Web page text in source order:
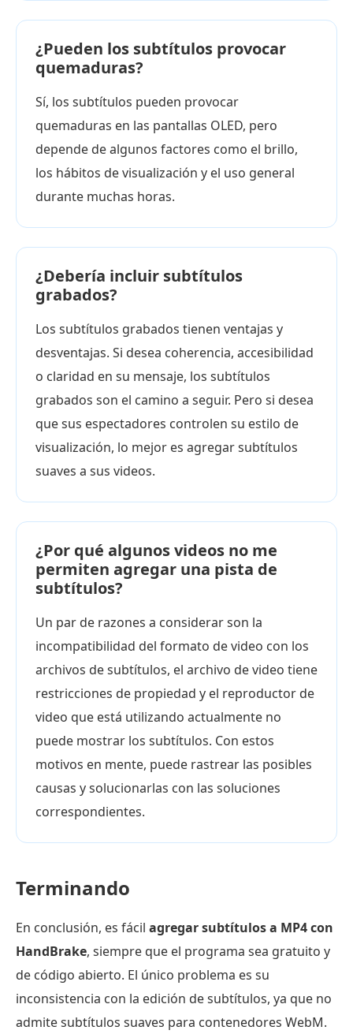
¿Pueden los subtítulos provocar
quemaduras?
Sí, los subtítulos pueden provocar
quemaduras en las pantallas OLED, pero
depende de algunos factores como el brillo,
los hábitos de visualización y el uso general
durante muchas horas.
¿Debería incluir subtítulos
grabados?
Los subtítulos grabados tienen ventajas y
desventajas. Si desea coherencia, accesibilidad
o claridad en su mensaje, los subtítulos
grabados son el camino a seguir. Pero si desea
que sus espectadores controlen su estilo de
visualización, lo mejor es agregar subtítulos
suaves a sus videos.
¿Por qué algunos videos no me
permiten agregar una pista de
subtítulos?
Un par de razones a considerar son la
incompatibilidad del formato de video con los
archivos de subtítulos, el archivo de video tiene
restricciones de propiedad y el reproductor de
video que está utilizando actualmente no
puede mostrar los subtítulos. Con estos
motivos en mente, puede rastrear las posibles
causas y solucionarlas con las soluciones
correspondientes.
Terminando
En conclusión, es fácil agregar subtítulos a MP4 con
HandBrake, siempre que el programa sea gratuito y
de código abierto. El único problema es su
inconsistencia con la edición de subtítulos, ya que no
admite subtítulos suaves para contenedores WebM.